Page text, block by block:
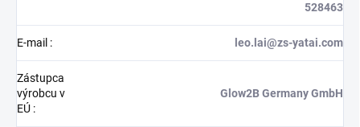
528463
E-mail : leo.lai@zs-yatai.com
Zástupca
výrobcu v
EÚ :
Glow2B Germany GmbH